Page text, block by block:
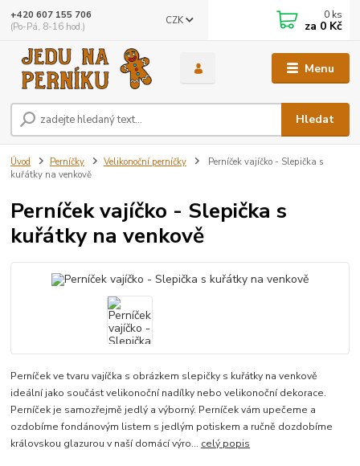
Menu
CZK
Hledat
+420 607 155 706
(Po-Pá, 8-16 hod.)
0 ks
za 0 Kč
Úvod Perníčky Velikonoční perníčky
Perníček vajíčko - Slepička s
kuřátky na venkově
Perníček vajíčko - Slepička s
kuřátky na venkově
Perníček ve tvaru vajíčka s obrázkem slepičky s kuřátky na venkově
ideální jako součást velikonoční nadílky nebo velikonoční dekorace.
Perníček je samozřejmě jedlý a výborný. Perníček vám upečeme a
ozdobíme fondánovým listem s jedlým potiskem a ručně dozdobíme
královskou glazurou v naší domácí výro... celý popis